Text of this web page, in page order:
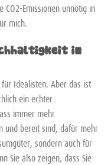
Emissionen unnötig in
mich.
im
Idealisten. Aber das ist
ein echter
immer mehr
und bereit sind, dafür mehr
sondern auch für
Sie also zeigen, dass Sie